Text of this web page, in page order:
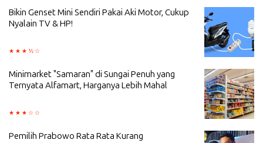
Bikin Genset Mini Sendiri Pakai Aki Motor, Cukup
Nyalain TV & HP!
Minimarket "Samaran" di Sungai Penuh yang
Ternyata Alfamart, Harganya Lebih Mahal
Pemilih Prabowo Rata Rata Kurang